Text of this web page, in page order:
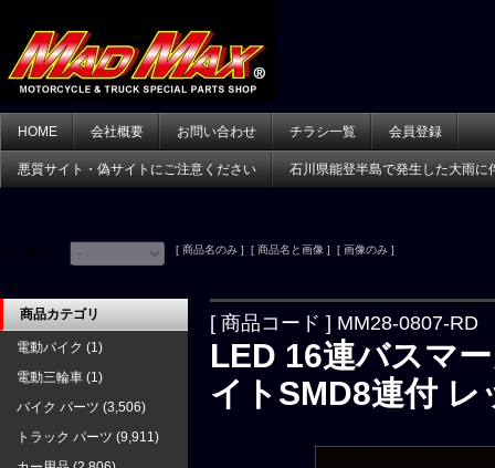
HOME 会社概要 お問い合わせ チラシ一覧 会員登録
悪質サイト・偽サイトにご注意ください 石川県能登半島で発生した大雨に
[ 商品名のみ ] [ 商品名と画像 ] [ 画像のみ ]
[ 商品コード ] MM28-0807-RD
LED 16連バスマ
イトSMD8連付 レ
商品カテゴリ
電動バイク (1)
電動三輪車 (1)
バイク パーツ (3,506)
トラック パーツ (9,911)